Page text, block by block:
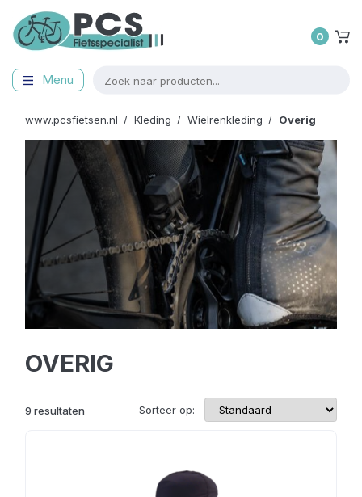
0
Menu
www.pcsfietsen.nl Kleding Wielrenkleding Overig
OVERIG
9 resultaten Sorteer op: